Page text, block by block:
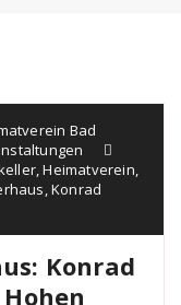
Bad
,Heimatverein,
,Konrad
Konrad